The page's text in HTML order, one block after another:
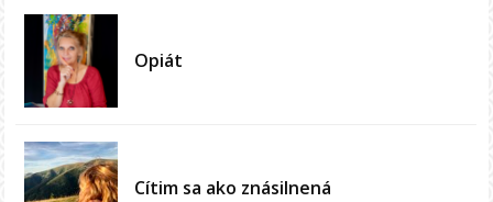
Opiát
Cítim sa ako znásilnená